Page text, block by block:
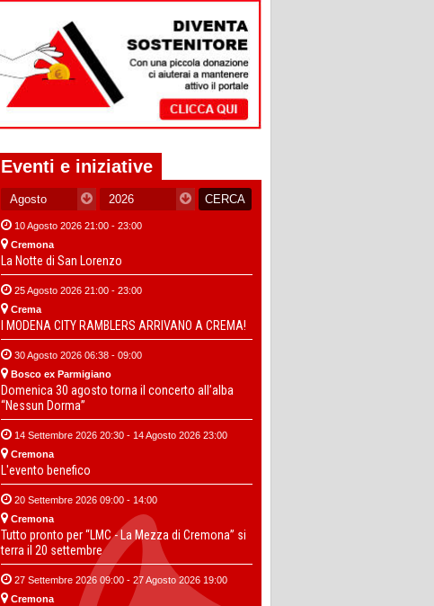
Eventi e iniziative
10 Agosto 2026 21:00 - 23:00
Cremona
La Notte di San Lorenzo
25 Agosto 2026 21:00 - 23:00
Crema
I MODENA CITY RAMBLERS ARRIVANO A CREMA!
30 Agosto 2026 06:38 - 09:00
Bosco ex Parmigiano
Domenica 30 agosto torna il concerto all’alba
“Nessun Dorma”
14 Settembre 2026 20:30 - 14 Agosto 2026 23:00
Cremona
L'evento benefico
20 Settembre 2026 09:00 - 14:00
Cremona
Tutto pronto per “LMC - La Mezza di Cremona” si
terra il 20 settembre
27 Settembre 2026 09:00 - 27 Agosto 2026 19:00
Cremona